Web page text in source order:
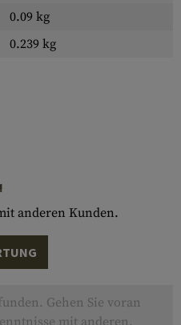
0.09 kg
0.239 kg
anderen Kunden.
Gehen Sie voran
mit anderen.